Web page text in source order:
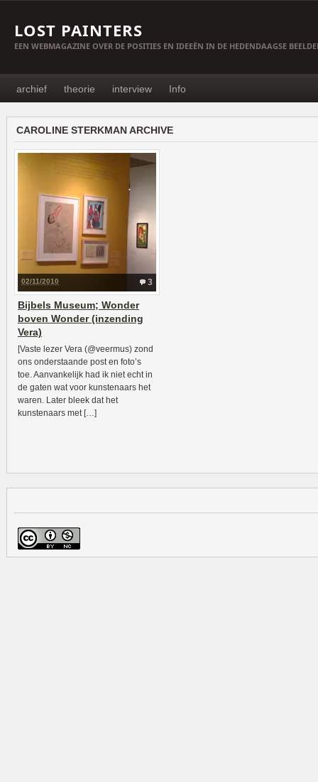
LOST PAINTERS
EEN WEBMAGAZINE OVER DE POSITIES EN IDEEËN IN DE HEDENDAAGSE
archief theorie interview Info
CAROLINE STERKMAN ARCHIVE
3
02/11/2010
Bijbels Museum; Wonder
boven Wonder (inzending
Vera)
[Vaste lezer Vera (@veermus) zond
ons onderstaande post en foto’s
toe. Aanvankelijk had ik niet echt in
de gaten wat voor kunstenaars het
waren. Later bleek dat het
kunstenaars met […]